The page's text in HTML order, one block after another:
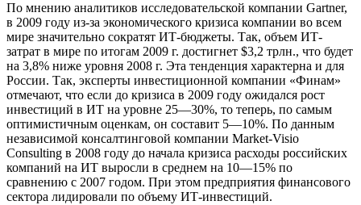
По мнению аналитиков исследовательской компании Gartner,
в 2009 году из-за экономического кризиса компании во всем
мире значительно сократят ИТ-бюджеты. Так, объем ИТ-
затрат в мире по итогам 2009 г. достигнет $3,2 трлн., что будет
на 3,8% ниже уровня 2008 г. Эта тенденция характерна и для
России. Так, эксперты инвестиционной компании «Финам»
отмечают, что если до кризиса в 2009 году ожидался рост
инвестиций в ИТ на уровне 25—30%, то теперь, по самым
оптимистичным оценкам, он составит 5—10%. По данным
независимой консалтинговой компании Market-Visio
Consulting в 2008 году до начала кризиса расходы российских
компаний на ИТ выросли в среднем на 10—15% по
сравнению с 2007 годом. При этом предприятия финансового
сектора лидировали по объему ИТ-инвестиций.